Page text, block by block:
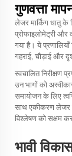
गुणवत्ता
लेजर मार्किंग धातु के
प्रोफाइलोमेट्री और
गया है। ये
गहराई, चौड़ाई और
स्वचालित निरीक्षण
उन भागों को
समायोजन के लिए
साथ एकीकरण लेजर
विश्लेषण को सक्षम
भावी